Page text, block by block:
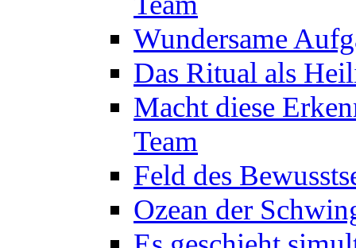
Wundersame
Das Ritual als
Macht diese
Team
Feld des
Ozean der